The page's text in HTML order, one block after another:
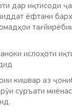
дар иқтисоди
ёфтани
ислоҳоти
кишвар аз
суръати